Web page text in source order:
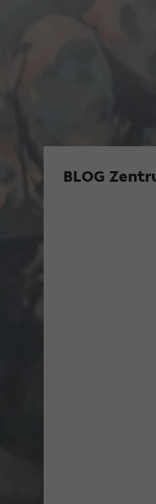
BLOG